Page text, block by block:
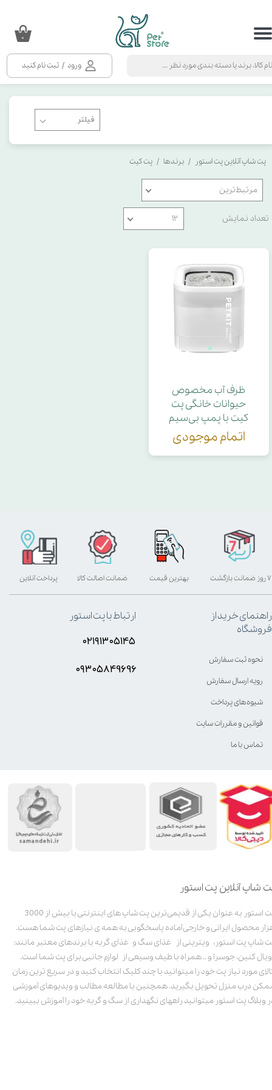
ورود / ثبت نام کنید
حساب کاربری من
سفارشات
۰
پت شاپ آنلاین پت استور برندها پت کیت
مرتبط‌ترین
تعداد نمایش ۱۲
ظرف آب مخصوص
حیوانات خانگی پت
کیت با پمپ بی‌سیم
اتمام موجودی
شاپ آنلاین پت استور
پت استور به عنوان یکی از قدیمی‌ترین پت شاپ های اینترنتی با بیش از 3000
محصول ایرانی و خارجی آماده پاسخگویی به همه ی نیازهای پت شما هست.
شاپ پت استور، ویترینی از غذای سگ و غذای گربه با برندهای معتبر مانند:
کنین، جوسرا و .. همراه با طیف وسیعی از لوازم جانبی برای پت شما است.
مورد نیاز پت خود را میتوانید با چند کلیک انتخاب کنید و در سریع ترین زمان
درب منزل تحویل بگیرید. همچنین با مطالعه مطالب و ویدیوهای آموزشی
وبلاگ پت استور میتوانید راههای نگهداری از سگ و گربه خود را آموزش ببینید.
بهترین قیمت پرداخت آنلاین ۷ روز ضمانت بازگشت ضمانت اصالت کالا
راهنمای خرید از
فروشگاه
نحوه ثبت سفارش
رویه ارسال سفارش
شیوه‌های پرداخت
قوانین و مقررات سایت
تماس با ما
ارتباط با پت استور
۰۲۱۹۱۳۰۵۱۴۵
۰۹۳۰۵8۴9696